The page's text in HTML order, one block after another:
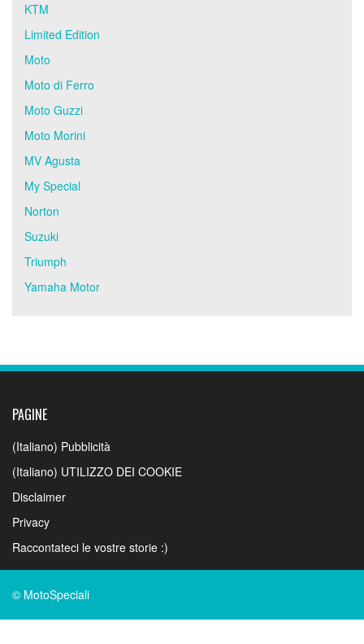
KTM
Limited Edition
Moto
Moto di Ferro
Moto Guzzi
Moto Morini
MV Agusta
My Special
Norton
Suzuki
Triumph
Yamaha Motor
PAGINE
(Italiano) Pubblicità
(Italiano) UTILIZZO DEI COOKIE
Disclaimer
Privacy
Raccontateci le vostre storie :)
© MotoSpeciali